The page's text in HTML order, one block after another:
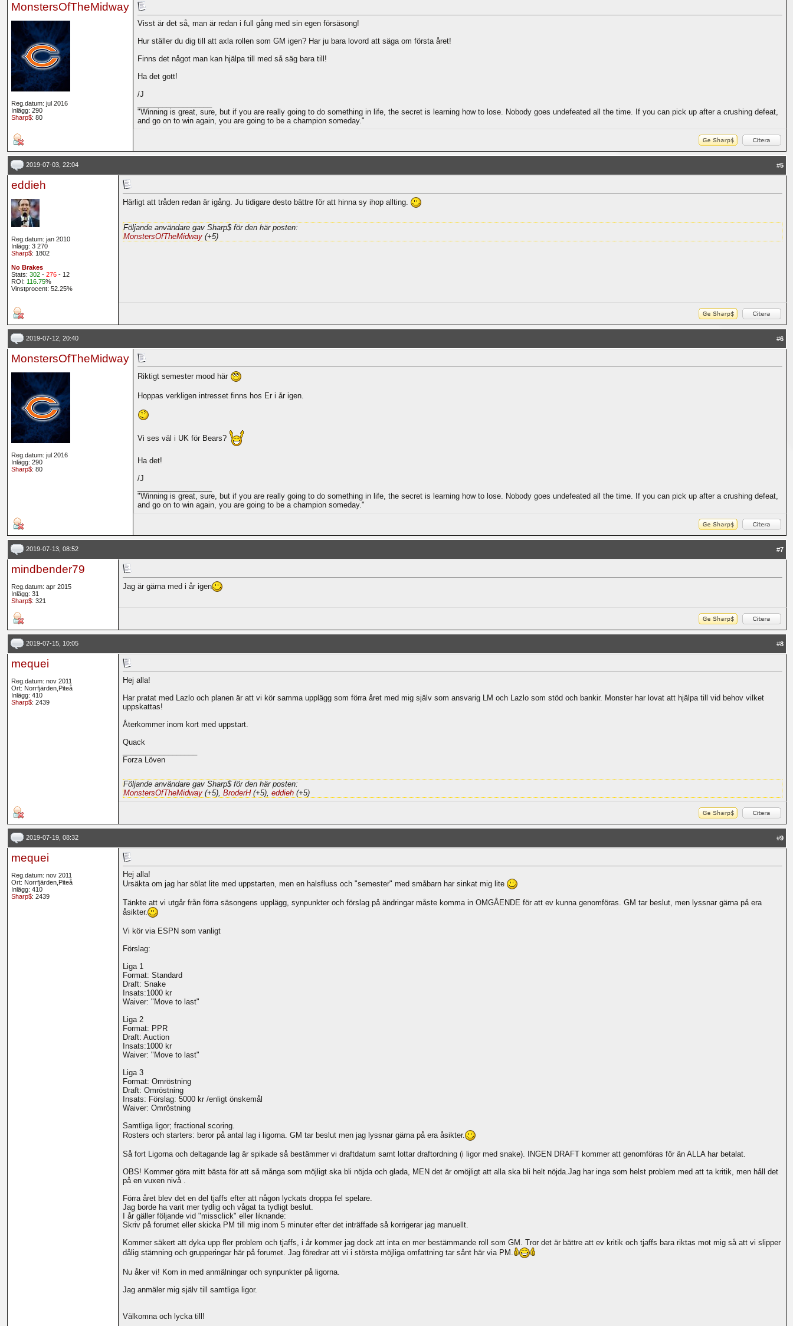
MonstersOfTheMidway
Reg.datum: jul 2016
Inlägg: 290
Sharp$: 80
Visst är det så, man är redan i full gång med sin egen försäsong!
Hur ställer du dig till att axla rollen som GM igen? Har ju bara lovord att säga om första året!
Finns det något man kan hjälpa till med så säg bara till!
Ha det gott!
/J
"Winning is great, sure, but if you are really going to do something in life, the secret is learning how to lose. Nobody goes undefeated all the time. If you can pick up after a crushing defeat,
and go on to win again, you are going to be a champion someday."
2019-07-03, 22:04 #5
eddieh
Reg.datum: jan 2010
Inlägg: 3 270
Sharp$: 1802
No Brakes
Stats: 302- 276- 12
ROI: 116.75%
Vinstprocent: 52.25%
Härligt att tråden redan är igång. Ju tidigare desto bättre för att hinna sy ihop allting.
Följande användare gav Sharp$ för den här posten:
MonstersOfTheMidway(+5)
2019-07-12, 20:40 #6
MonstersOfTheMidway
Reg.datum: jul 2016
Inlägg: 290
Sharp$: 80
Riktigt semester mood här
Hoppas verkligen intresset finns hos Er i år igen.
Vi ses väl i UK för Bears?
Ha det!
/J
"Winning is great, sure, but if you are really going to do something in life, the secret is learning how to lose. Nobody goes undefeated all the time. If you can pick up after a crushing defeat,
and go on to win again, you are going to be a champion someday."
2019-07-13, 08:52 #7
mindbender79
Reg.datum: apr 2015
Inlägg: 31
Sharp$: 321
Jag är gärna med i år igen
2019-07-15, 10:05 #8
mequei
Reg.datum: nov 2011
Ort: Norrfjärden,Piteå
Inlägg: 410
Sharp$: 2439
Hej alla!
Har pratat med Lazlo och planen är att vi kör samma upplägg som förra året med mig själv som ansvarig LM och Lazlo som stöd och bankir. Monster har lovat att hjälpa till vid behov vilket
uppskattas!
Återkommer inom kort med uppstart.
Quack
Forza Löven
Följande användare gav Sharp$ för den här posten:
MonstersOfTheMidway(+5), BroderH(+5), eddieh(+5)
2019-07-19, 08:32 #9
mequei
Reg.datum: nov 2011
Ort: Norrfjärden,Piteå
Inlägg: 410
Sharp$: 2439
Hej alla!
Ursäkta om jag har sölat lite med uppstarten, men en halsfluss och "semester" med småbarn har sinkat mig lite
Tänkte att vi utgår från förra säsongens upplägg, synpunkter och förslag på ändringar måste komma in OMGÅENDE för att ev kunna genomföras. GM tar beslut, men lyssnar gärna på era
åsikter.
Vi kör via ESPN som vanligt
Förslag:
Liga 1
Format: Standard
Draft: Snake
Insats:1000 kr
Waiver: "Move to last"
Liga 2
Format: PPR
Draft: Auction
Insats:1000 kr
Waiver: "Move to last"
Liga 3
Format: Omröstning
Draft: Omröstning
Insats: Förslag: 5000 kr /enligt önskemål
Waiver: Omröstning
Samtliga ligor; fractional scoring.
Rosters och starters: beror på antal lag i ligorna. GM tar beslut men jag lyssnar gärna på era åsikter.
Så fort Ligorna och deltagande lag är spikade så bestämmer vi draftdatum samt lottar draftordning (i ligor med snake). INGEN DRAFT kommer att genomföras för än ALLA har betalat.
OBS! Kommer göra mitt bästa för att så många som möjligt ska bli nöjda och glada, MEN det är omöjligt att alla ska bli helt nöjda.Jag har inga som helst problem med att ta kritik, men håll det
på en vuxen nivå .
Förra året blev det en del tjaffs efter att någon lyckats droppa fel spelare.
Jag borde ha varit mer tydlig och vågat ta tydligt beslut.
I år gäller följande vid "missclick" eller liknande:
Skriv på forumet eller skicka PM till mig inom 5 minuter efter det inträffade så korrigerar jag manuellt.
Kommer säkert att dyka upp fler problem och tjaffs, i år kommer jag dock att inta en mer bestämmande roll som GM. Tror det är bättre att ev kritik och tjaffs bara riktas mot mig så att vi slipper
dålig stämning och grupperingar här på forumet. Jag föredrar att vi i största möjliga omfattning tar sånt här via PM.
Nu åker vi! Kom in med anmälningar och synpunkter på ligorna.
Jag anmäler mig själv till samtliga ligor.
Välkomna och lycka till!